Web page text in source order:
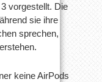
vorgestellt. Die
sie ihre
sprechen,
keine AirPods